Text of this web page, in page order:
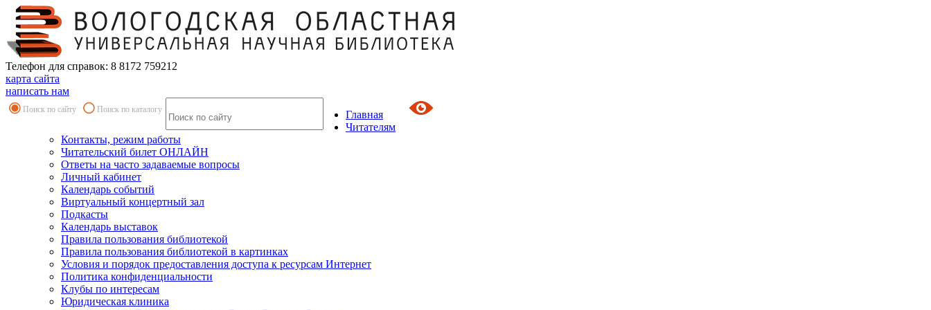
Телефон для справок: 8 8172 759212
карта сайта
написать нам
Поиск по сайту Поиск по каталогу
Главная
Читателям
Контакты, режим работы
Читательский билет ОНЛАЙН
Ответы на часто задаваемые вопросы
Личный кабинет
Календарь событий
Виртуальный концертный зал
Подкасты
Календарь выставок
Правила пользования библиотекой
Правила пользования библиотекой в картинках
Условия и порядок предоставления доступа к ресурсам Интернет
Политика конфиденциальности
Клубы по интересам
Юридическая клиника